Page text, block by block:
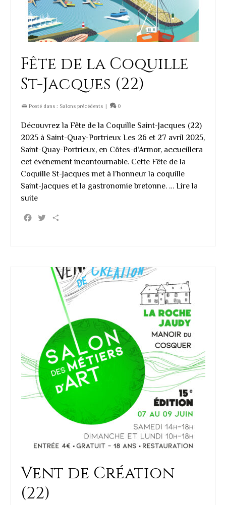
Fête de la Coquille
St-Jacques (22)
Posté dans : Salons précédents | 0
Découvrez la Fête de la Coquille Saint-Jacques (22)
2025 à Saint-Quay-Portrieux Les 26 et 27 avril 2025,
Saint-Quay-Portrieux, en Côtes-d’Armor, accueillera
cet événement incontournable. Cette Fête de la
Coquille St-Jacques met à l’honneur la coquille
Saint-Jacques et la gastronomie bretonne. … Lire la
suite
Facebook
Twitter
Vent de Création
(22)